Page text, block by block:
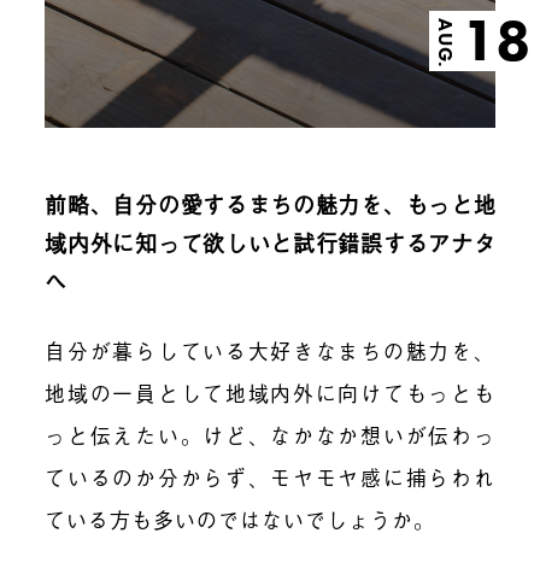
AUG. 18
前略、自分の愛するまちの魅力を、もっと地
域内外に知って欲しいと試行錯誤するアナタ
へ
自分が暮らしている大好きなまちの魅力を、
地域の一員として地域内外に向けてもっとも
っと伝えたい。けど、なかなか想いが伝わっ
ているのか分からず、モヤモヤ感に捕らわれ
ている方も多いのではないでしょうか。